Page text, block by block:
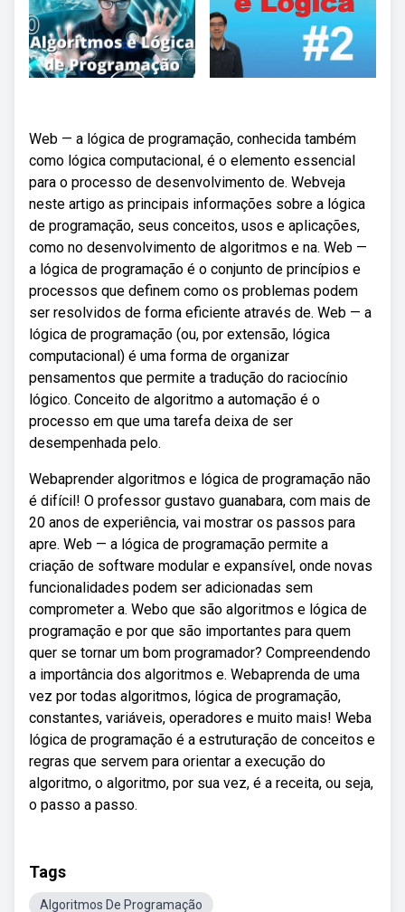
Web — a lógica de programação, conhecida também
como lógica computacional, é o elemento essencial
para o processo de desenvolvimento de. Webveja
neste artigo as principais informações sobre a lógica
de programação, seus conceitos, usos e aplicações,
como no desenvolvimento de algoritmos e na. Web —
a lógica de programação é o conjunto de princípios e
processos que definem como os problemas podem
ser resolvidos de forma eficiente através de. Web — a
lógica de programação (ou, por extensão, lógica
computacional) é uma forma de organizar
pensamentos que permite a tradução do raciocínio
lógico. Conceito de algoritmo a automação é o
processo em que uma tarefa deixa de ser
desempenhada pelo.
Webaprender algoritmos e lógica de programação não
é difícil! O professor gustavo guanabara, com mais de
20 anos de experiência, vai mostrar os passos para
apre. Web — a lógica de programação permite a
criação de software modular e expansível, onde novas
funcionalidades podem ser adicionadas sem
comprometer a. Webo que são algoritmos e lógica de
programação e por que são importantes para quem
quer se tornar um bom programador? Compreendendo
a importância dos algoritmos e. Webaprenda de uma
vez por todas algoritmos, lógica de programação,
constantes, variáveis, operadores e muito mais! Weba
lógica de programação é a estruturação de conceitos e
regras que servem para orientar a execução do
algoritmo, o algoritmo, por sua vez, é a receita, ou seja,
o passo a passo.
Tags
Algoritmos De Programação